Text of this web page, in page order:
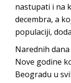
nastupati i na
decembra, a
populaciji,
Narednih
Nove godine
Beogradu u